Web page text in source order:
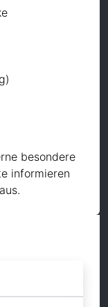
besondere
informieren